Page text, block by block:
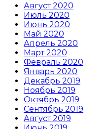
Август 2020
Июль 2020
Июнь 2020
Май 2020
Апрель 2020
Март 2020
Февраль 2020
Январь 2020
Декабрь 2019
Ноябрь 2019
Октябрь 2019
Сентябрь 2019
Август 2019